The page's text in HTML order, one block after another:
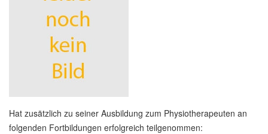
Hat zusätzlich zu seiner Ausbildung zum Physiotherapeuten an
folgenden Fortbildungen erfolgreich teilgenommen: